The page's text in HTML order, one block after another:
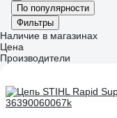
По популярности
Фильтры
Наличие в магазинах
Цена
Производители